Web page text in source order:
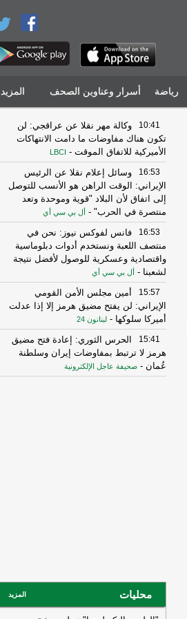
رياضة أسرار وعناوين الصحف المزيد
10:41
وكالة مهر نقلا عن عراقجي: لن
تكون هناك مفاوضات ما دامت الانتهاكات
الأميركية للاتفاق الموقت -
LBCI
16:53
وسائل إعلام نقلا عن الرئيس
الإيراني: الوقت الراهن هو الأنسب للتوصل
إلى اتفاق لأن البلاد "قوية وموحدة وتعد
منتصرة في الحرب" - أل بي سي أي
16:53
فانس لفوكس نيوز: نحن في
منتصف اللعبة ونستخدم أدوات دبلوماسية
واقتصادية وعسكرية للوصول لأفضل نتيجة
لشعبنا - أل بي سي أي
15:57
أمين مجلس الأمن القومي
الإيراني: لن يفتح مضيق هرمز إلا إذا عدلت
أميركا سلوكها - لبنانون 24
15:41
الحرس الثوري: إعادة فتح مضيق
هرمز لا ترتبط بمفاوضات إيران وسلطنة
عُمان - صحيفة عاجل الإلكترونية
دبلوماسية وضرورة تغليب لغة الحوار لخفض
التصعيد-لبنانون 24
الخارجية الأميركية: على الأميركيين
محليات المزيد